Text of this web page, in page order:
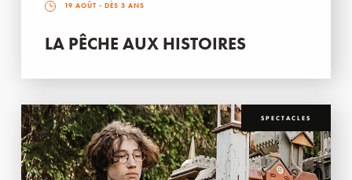
19 AOÛT - DÈS 3 ANS
LA PÊCHE AUX HISTOIRES
SPECTACLES